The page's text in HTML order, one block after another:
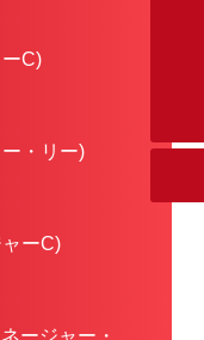
C)
・リー)
ーC)
ージャー・